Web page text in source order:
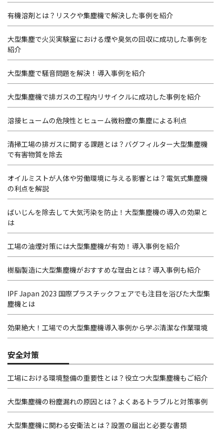
有機溶剤とは？リスクや集塵機で解決した事例を紹介
大型集塵で火災実験室における煙や臭気の回収に成功した事例を
紹介
大型集塵で騒音問題を解決！導入事例を紹介
大型集塵機で排ガスの工程内リサイクルに成功した事例を紹介
溶接ヒュームの危険性とヒューム微粉塵の集塵による利点
清掃工場の排ガスに関する課題とは？バグフィルター大型集塵機
で有害物質を除去
オイルミストが人体や労働環境に与える影響とは？電気式集塵機
の利点を解説
ばいじんを除去して大気汚染を防止！大型集塵機の導入の効果と
は
工場の油煙対策には大型集塵機が有効！導入事例を紹介
樹脂製造に大型集塵機がおすすめな理由とは？導入事例も紹介
IPF Japan 2023 国際プラスチックフェアでも注目を浴びた大型集
塵機とは
効果絶大！工場での大型集塵機導入事例から学ぶ清潔な作業環境
安全対策
工場における環境整備の重要性とは？役立つ大型集塵機もご紹介
大型集塵機の粉塵漏れの原因とは？よくあるトラブルと対策事例
大型集塵機に関わる安衛法とは？設置の届出と必要な書類